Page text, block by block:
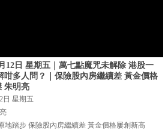
12日 星期五｜萬七點魔咒未解除 港股一
咁多人問？｜保險股內房繼續差 黃金價格
朱明亮
日 星期五
地踏步 保險股內房繼續差 黃金價格屢創新高